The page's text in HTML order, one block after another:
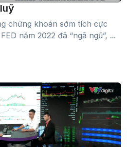
chứng khoán sớm tích cực
năm 2022 đã “ngã ngũ”, ...